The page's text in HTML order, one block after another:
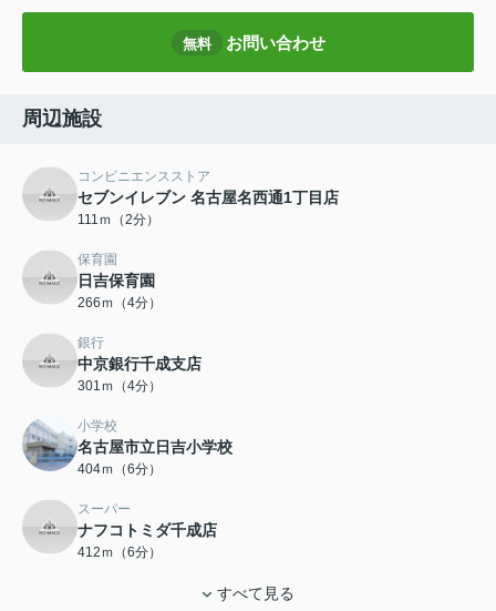
無料 お問い合わせ
周辺施設
コンビニエンスストア
セブンイレブン 名古屋名西通1丁目店
111ｍ（2分）
保育園
日吉保育園
266ｍ（4分）
銀行
中京銀行千成支店
301ｍ（4分）
小学校
名古屋市立日吉小学校
404ｍ（6分）
スーパー
ナフコトミダ千成店
412ｍ（6分）
すべて見る